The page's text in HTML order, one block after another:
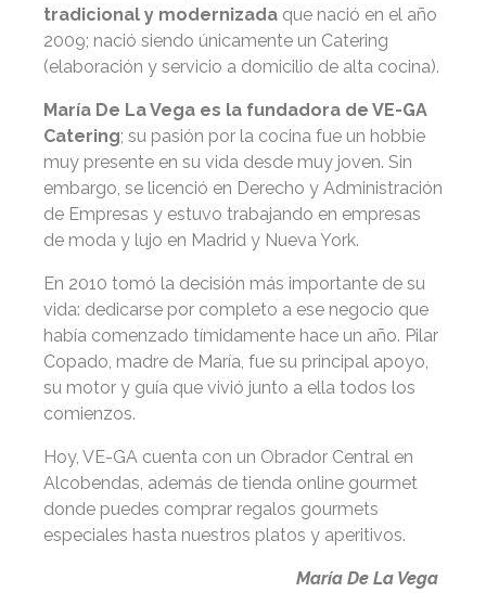
tradicional y modernizada que nació en el año
2009; nació siendo únicamente un Catering
(elaboración y servicio a domicilio de alta cocina).
María De La Vega es la fundadora de VE-GA
Catering; su pasión por la cocina fue un hobbie
muy presente en su vida desde muy joven. Sin
embargo, se licenció en Derecho y Administración
de Empresas y estuvo trabajando en empresas
de moda y lujo en Madrid y Nueva York.
En 2010 tomó la decisión más importante de su
vida: dedicarse por completo a ese negocio que
había comenzado tímidamente hace un año. Pilar
Copado, madre de María, fue su principal apoyo,
su motor y guía que vivió junto a ella todos los
comienzos.
Hoy, VE-GA cuenta con un Obrador Central en
Alcobendas, además de tienda online gourmet
donde puedes comprar regalos gourmets
especiales hasta nuestros platos y aperitivos.
María De La Vega